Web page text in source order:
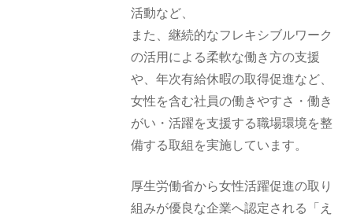
活動など、
また、継続的なフレキシブルワーク
の活用による柔軟な働き方の支援
や、年次有給休暇の取得促進など、
女性を含む社員の働きやすさ・働き
がい・活躍を支援する職場環境を整
備する取組を実施しています。
厚生労働省から女性活躍促進の取り
組みが優良な企業へ認定される「え